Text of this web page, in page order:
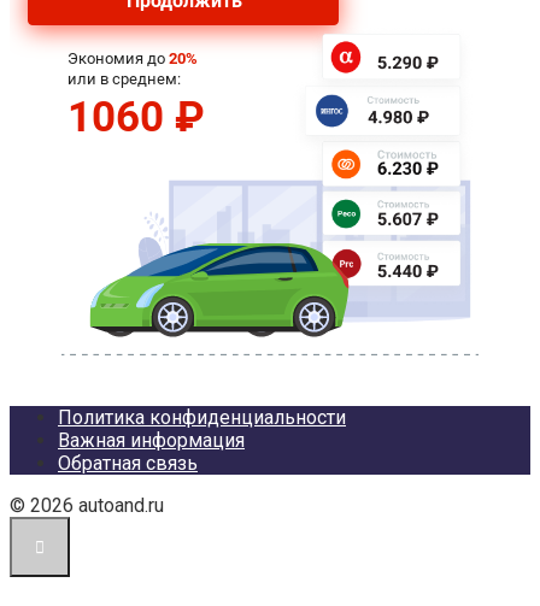
Политика конфиденциальности
Важная информация
Обратная связь
© 2026 autoand.ru